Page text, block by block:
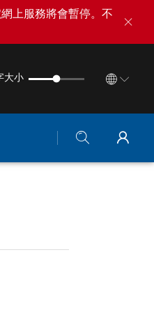
上服務將會暫停。不
大小